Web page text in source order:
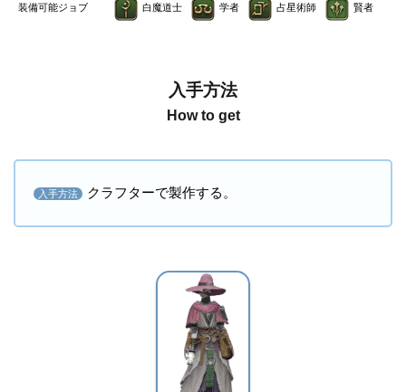
装備可能ジョブ 白魔道士 学者 占星術師 賢者
入手方法
How to get
入手方法 クラフターで製作する。